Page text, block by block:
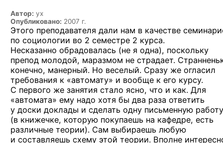
Автор: ух
Опубликовано: 2007 г.
Этого преподавателя дали нам в качестве
по социологии во 2 семестре 2 курса.
Несказанно обрадовалась (не я одна), поскольку
препод молодой, маразмом не страдает.
конечно, манерный. Но веселый. Сразу же огласил
требования к «автомату» и вообще к его курсу.
С первого же занятия стало ясно, что и как. Для
«автомата» ему надо хотя бы два раза ответить
у доски доклады и сделать одну письменную работу
(в книжечке, которую покупаешь на кафедре, есть
различные теории). Сам выбираешь любую
и составляешь схему этой теории. Вполне